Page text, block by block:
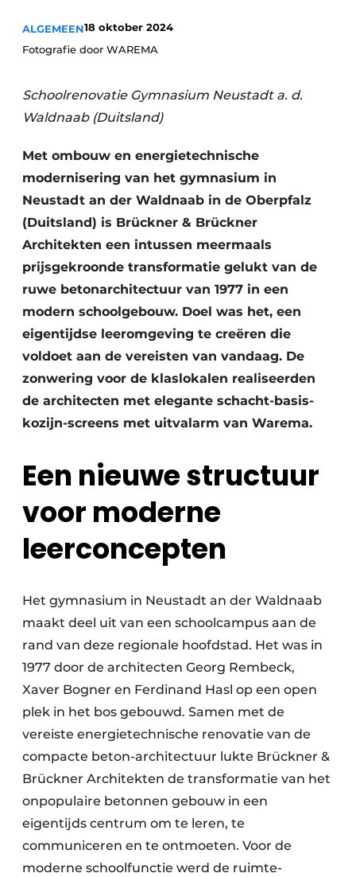
Privacy / Cookie statement
Vacatures
Video’s
ALGEMEEN18 oktober 2024
Fotografie door WAREMA
Schoolrenovatie Gymnasium Neustadt a. d.
Waldnaab (Duitsland)
Met ombouw en energietechnische
modernisering van het gymnasium in
Neustadt an der Waldnaab in de Oberpfalz
(Duitsland) is Brückner & Brückner
Architekten een intussen meermaals
prijsgekroonde transformatie gelukt van de
ruwe betonarchitectuur van 1977 in een
modern schoolgebouw. Doel was het, een
eigentijdse leeromgeving te creëren die
voldoet aan de vereisten van vandaag. De
zonwering voor de klaslokalen realiseerden
de architecten met elegante schacht-basis-
kozijn-screens met uitvalarm van Warema.
Een nieuwe structuur
voor moderne
leerconcepten
Het gymnasium in Neustadt an der Waldnaab
maakt deel uit van een schoolcampus aan de
rand van deze regionale hoofdstad. Het was in
1977 door de architecten Georg Rembeck,
Xaver Bogner en Ferdinand Hasl op een open
plek in het bos gebouwd. Samen met de
vereiste energietechnische renovatie van de
compacte beton-architectuur lukte Brückner &
Brückner Architekten de transformatie van het
onpopulaire betonnen gebouw in een
eigentijds centrum om te leren, te
communiceren en te ontmoeten. Voor de
moderne schoolfunctie werd de ruimte-